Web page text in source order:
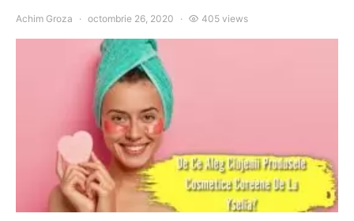
Achim Groza octombrie 26, 2020 405 views